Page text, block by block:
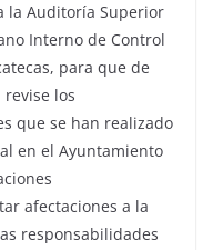
la Auditoría Superior
Interno de Control
para que de
los
que se han realizado
en el Ayuntamiento
afectaciones a la
responsabilidades